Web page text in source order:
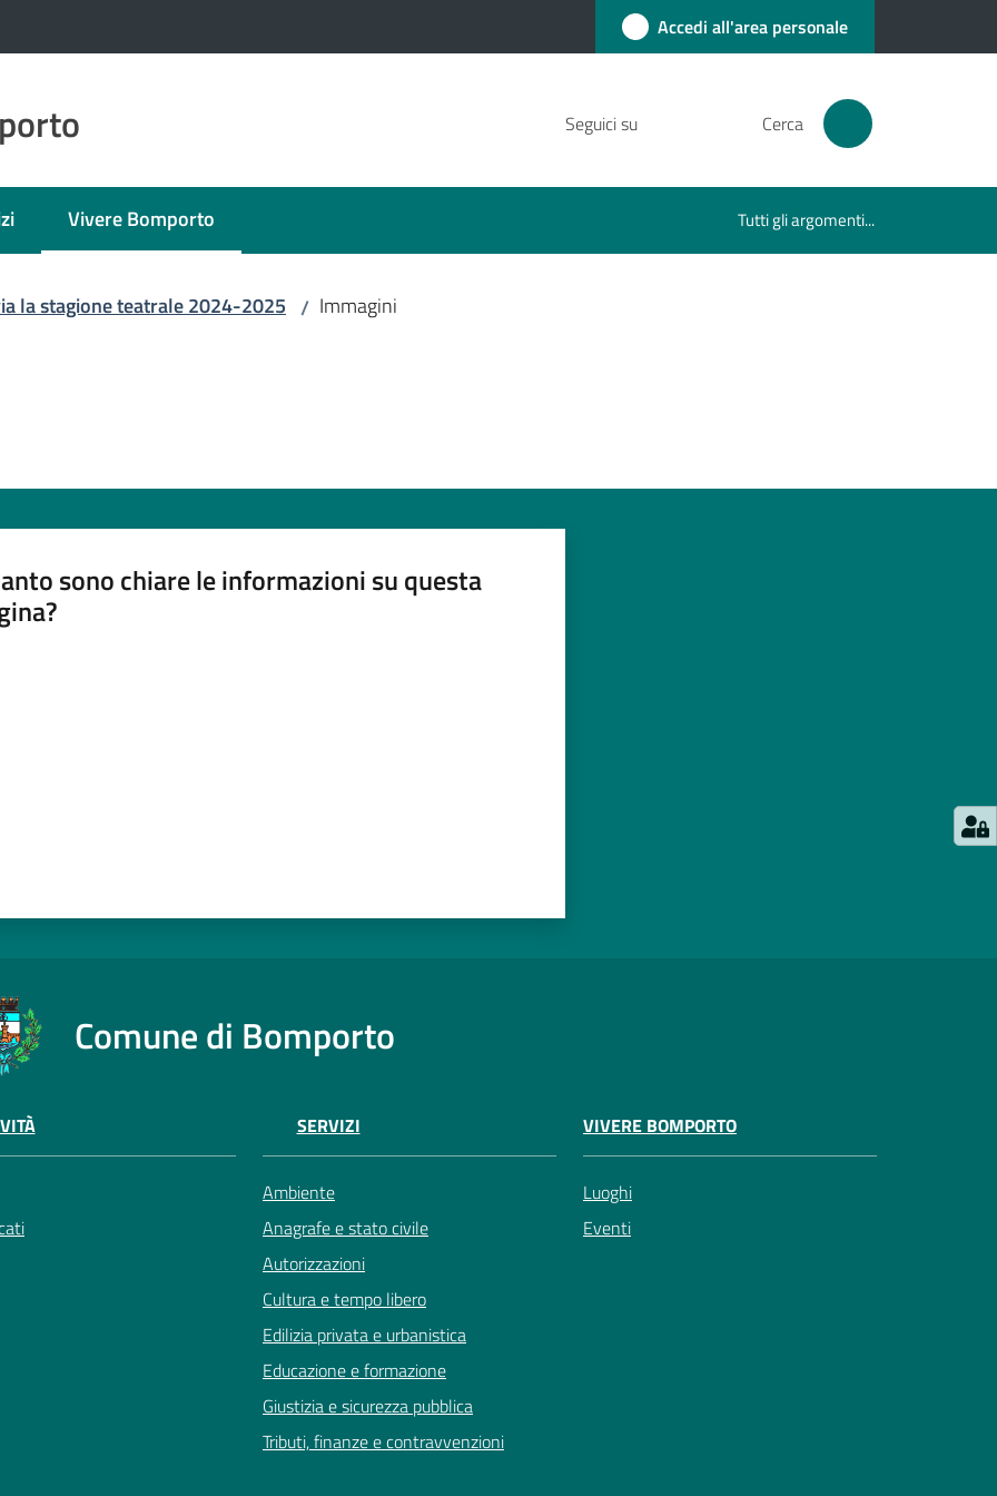
Accedi all'area personale
Seguici su Cerca
Vivere Bomporto
Menu selezionato Tutti gli argomenti...
la stagione teatrale 2024-2025 / Immagini
sono chiare le informazioni su questa
Comune di Bomporto
SERVIZI
Ambiente
Anagrafe e stato civile
Autorizzazioni
Cultura e tempo libero
Edilizia privata e urbanistica
Educazione e formazione
Giustizia e sicurezza pubblica
Tributi, finanze e contravvenzioni
VIVERE BOMPORTO
Luoghi
Eventi